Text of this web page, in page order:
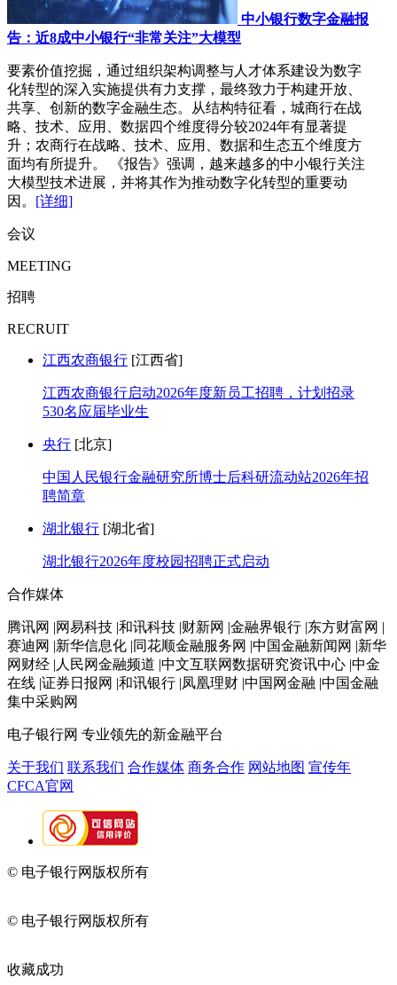
中小银行数字金融报
告：近8成中小银行“非常关注”大模型
要素价值挖掘，通过组织架构调整与人才体系建设为数字
化转型的深入实施提供有力支撑，最终致力于构建开放、
共享、创新的数字金融生态。从结构特征看，城商行在战
略、技术、应用、数据四个维度得分较2024年有显著提
升；农商行在战略、技术、应用、数据和生态五个维度方
面均有所提升。 《报告》强调，越来越多的中小银行关注
大模型技术进展，并将其作为推动数字化转型的重要动
因。 [详细]
会议
MEETING
招聘
RECRUIT
江西农商银行 [江西省]
江西农商银行启动2026年度新员工招聘，计划招录
530名应届毕业生
央行 [北京]
中国人民银行金融研究所博士后科研流动站2026年招
聘简章
湖北银行 [湖北省]
湖北银行2026年度校园招聘正式启动
合作媒体
腾讯网 |网易科技 |和讯科技 |财新网 |金融界银行 |东方财富网 |
赛迪网 |新华信息化 |同花顺金融服务网 |中国金融新闻网 |新华
网财经 |人民网金融频道 |中文互联网数据研究资讯中心 |中金
在线 |证券日报网 |和讯银行 |凤凰理财 |中国网金融 |中国金融
集中采购网
电子银行网 专业领先的新金融平台
关于我们 联系我们 合作媒体 商务合作 网站地图 宣传年
CFCA官网
© 电子银行网版权所有
© 电子银行网版权所有
收藏成功